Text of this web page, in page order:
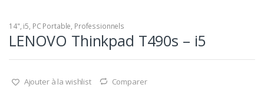
14", i5, PC Portable, Professionnels
LENOVO Thinkpad T490s – i5
Ajouter à la wishlist Comparer